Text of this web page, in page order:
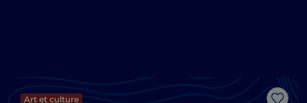
Art et culture